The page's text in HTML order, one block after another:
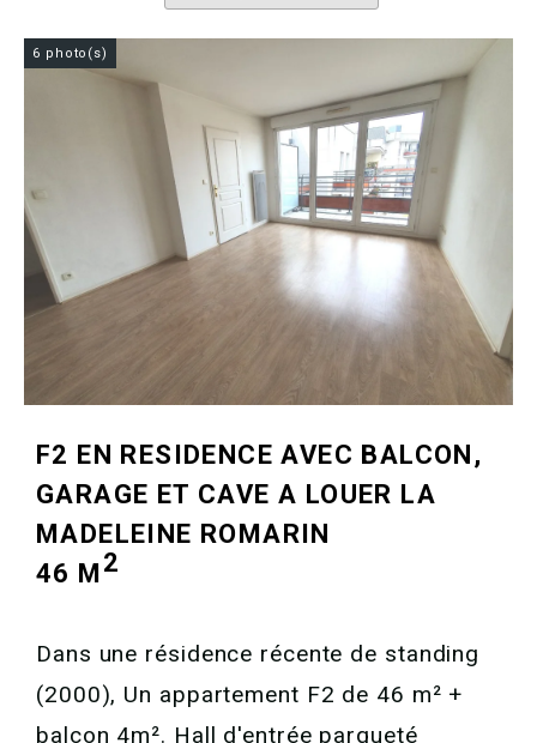
6 photo(s)
F2 EN RESIDENCE AVEC BALCON,
GARAGE ET CAVE A LOUER LA
MADELEINE ROMARIN
46 M2
Dans une résidence récente de standing
(2000), Un appartement F2 de 46 m² +
balcon 4m². Hall d'entrée parqueté